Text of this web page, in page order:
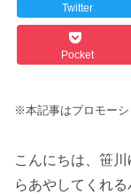
Twitter
Pocket
※本記事はプロモーシ
こんにちは、笹
らあやしてくれ